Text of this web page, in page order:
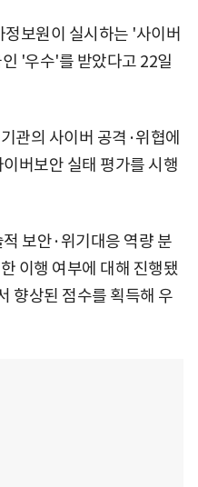
보원이 실시하는 '사이버
'우수'를 받았다고 22일
관의 사이버 공격·위협에
버보안 실태 평가를 시행
보안·위기대응 역량 분
이행 여부에 대해 진행됐
향상된 점수를 획득해 우